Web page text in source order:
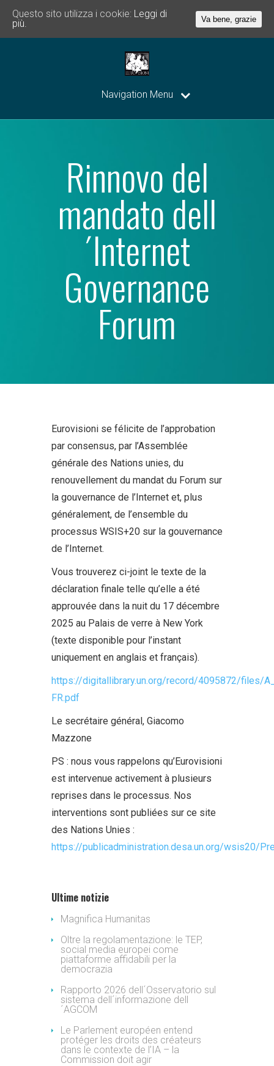
Navigation Menu
Rinnovo del
mandato dell
´Internet
Governance
Forum
Eurovisioni se félicite de l’approbation
par consensus, par l’Assemblée
générale des Nations unies, du
renouvellement du mandat du Forum sur
la gouvernance de l’Internet et, plus
généralement, de l’ensemble du
processus WSIS+20 sur la gouvernance
de l’Internet.
Vous trouverez ci-joint le texte de la
déclaration finale telle qu’elle a été
approuvée dans la nuit du 17 décembre
2025 au Palais de verre à New York
(texte disponible pour l’instant
uniquement en anglais et français).
https://digitallibrary.un.org/record/4095872/files/
FR.pdf
Le secrétaire général, Giacomo
Mazzone
PS : nous vous rappelons qu’Eurovisioni
est intervenue activement à plusieurs
reprises dans le processus. Nos
interventions sont publiées sur ce site
des Nations Unies :
https://publicadministration.desa.un.org/wsis20/
Ultime notizie
Magnifica Humanitas
Oltre la regolamentazione: le TEP,
social media europei come
piattaforme affidabili per la
democrazia
Rapporto 2026 dell´Osservatorio sul
sistema dell´informazione dell
´AGCOM
Le Parlement européen entend
protéger les droits des créateurs
dans le contexte de l’IA – la
Commission doit agir
Questo sito utilizza i cookie: Leggi di
più.
Va bene, grazie